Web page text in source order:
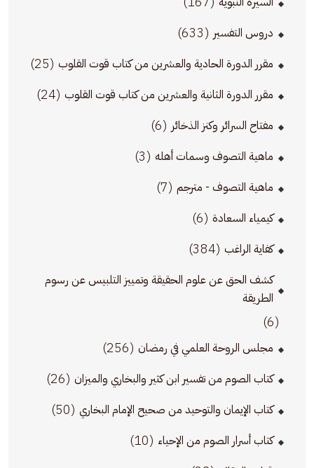
دروس التفسير (633)
مقرر الدورة الحادية والعشرين من كتاب قوت القلوب (25)
مقرر الدورة الثانية والعشرين من كتاب قوت القلوب (24)
مفتاح السرائر وكنز الذخائر (6)
ماهية التصوف وسمات أهله (3)
ماهية التصوف - مترجم (7)
كيمياء السعادة (6)
كفاية الراغب (384)
كشف الحق عن علوم الحقيقة وتمييز التلبيس عن رسوم
الطريقة
(6)
مجلس الروحة العلمي في رمضان (256)
كتاب الصوم من تفسير ابن كثير والبخاري والميزان (26)
كتاب الإيمان والتوحيد من صحيح الإمام البخاري (50)
كتاب أسرار الصوم من الإحياء (10)